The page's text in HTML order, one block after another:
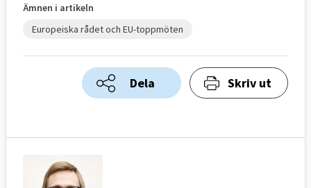
Ämnen i artikeln
Europeiska rådet och EU-toppmöten
Dela Skriv ut